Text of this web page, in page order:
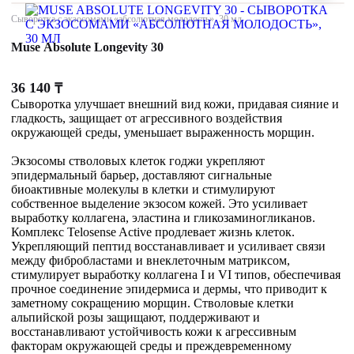
Сыворотка с экзосомами «абсолютная молодость», 30 мл
Muse Absolute Longevity 30
36 140 ₸
Сыворотка улучшает внешний вид кожи, придавая сияние и
гладкость, защищает от агрессивного воздействия
окружающей среды, уменьшает выраженность морщин.
Экзосомы стволовых клеток годжи укрепляют
эпидермальный барьер, доставляют сигнальные
биоактивные молекулы в клетки и стимулируют
собственное выделение экзосом кожей. Это усиливает
выработку коллагена, эластина и гликозаминогликанов.
Комплекс Telosense Active продлевает жизнь клеток.
Укрепляющий пептид восстанавливает и усиливает связи
между фибробластами и внеклеточным матриксом,
стимулирует выработку коллагена I и VI типов, обеспечивая
прочное соединение эпидермиса и дермы, что приводит к
заметному сокращению морщин. Стволовые клетки
альпийской розы защищают, поддерживают и
восстанавливают устойчивость кожи к агрессивным
факторам окружающей среды и преждевременному